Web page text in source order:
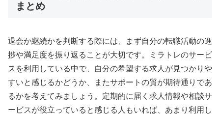
まとめ
退会か継続かを判断する際には、まず自分の転職活動の進
捗や満足度を振り返ることが大切です。ミラトレのサービ
スを利用している中で、自分の希望する求人が見つかりや
すいと感じるかどうか、またサポートの質が期待通りであ
るかを考えてみましょう。定期的に届く求人情報や相談サ
ービスが役立っていると感じる人もいれば、あまり利用し